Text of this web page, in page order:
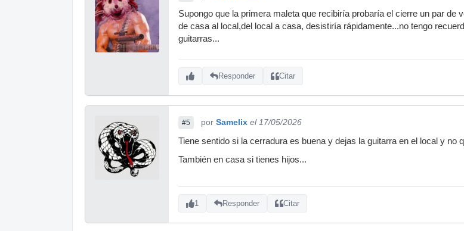
Supongo que la primera maleta que recibiría probaría el cierre un par
de casa al local,del local a casa, desistiría rápidamente...no tengo
guitarras...
Responder Citar
#5 por Samelix el 17/05/2026
Tiene sentido si la cerradura es buena y dejas la guitarra en el local y no
También en casa si tienes hijos...
1 Responder Citar